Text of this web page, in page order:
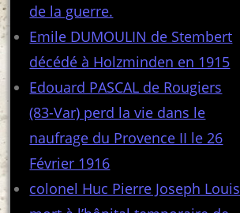
de la guerre.
Emile DUMOULIN de Stembert
décédé à Holzminden en 1915
Edouard PASCAL de Rougiers
(83-Var) perd la vie dans le
naufrage du Provence II le 26
Février 1916
colonel Huc Pierre Joseph Louis